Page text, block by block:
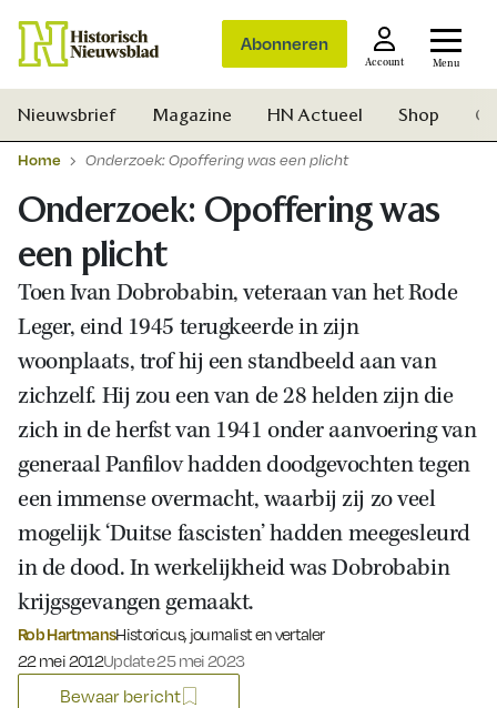
Abonneren
Account Menu
Zoek
Nieuwsbrief Magazine HN Actueel Shop
Home Onderzoek: Opoffering was een plicht
Onderzoek: Opoffering was
een plicht
Toen Ivan Dobrobabin, veteraan van het Rode
Leger, eind 1945 terugkeerde in zijn
woonplaats, trof hij een standbeeld aan van
zichzelf. Hij zou een van de 28 helden zijn die
zich in de herfst van 1941 onder aanvoering van
generaal Panfilov hadden doodgevochten tegen
een immense overmacht, waarbij zij zo veel
mogelijk ‘Duitse fascisten’ hadden meegesleurd
in de dood. In werkelijkheid was Dobrobabin
krijgsgevangen gemaakt.
Rob HartmansHistoricus, journalist en vertaler
Gepubliceerd op:
22 mei 2012Update 25 mei 2023
Bewaar bericht